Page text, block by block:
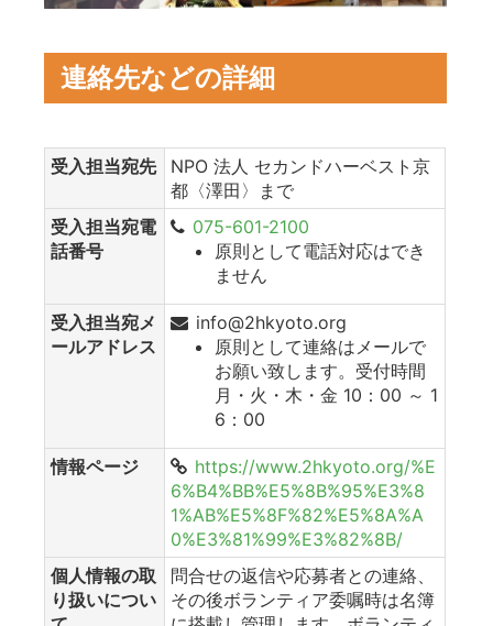
連絡先などの詳細
受入担当宛先
NPO 法人 セカンドハーベスト京
都〈澤田〉まで
受入担当宛電
話番号
075-601-2100
原則として電話対応はでき
ません
受入担当宛メ
ールアドレス
info@2hkyoto.org
原則として連絡はメールで
お願い致します。受付時間
月・火・木・金 10：00 ～ 1
6：00
情報ページ
https://www.2hkyoto.org/%E
6%B4%BB%E5%8B%95%E3%8
1%AB%E5%8F%82%E5%8A%A
0%E3%81%99%E3%82%8B/
個人情報の取
り扱いについ
問合せの返信や応募者との連絡、
その後ボランティア委嘱時は名簿